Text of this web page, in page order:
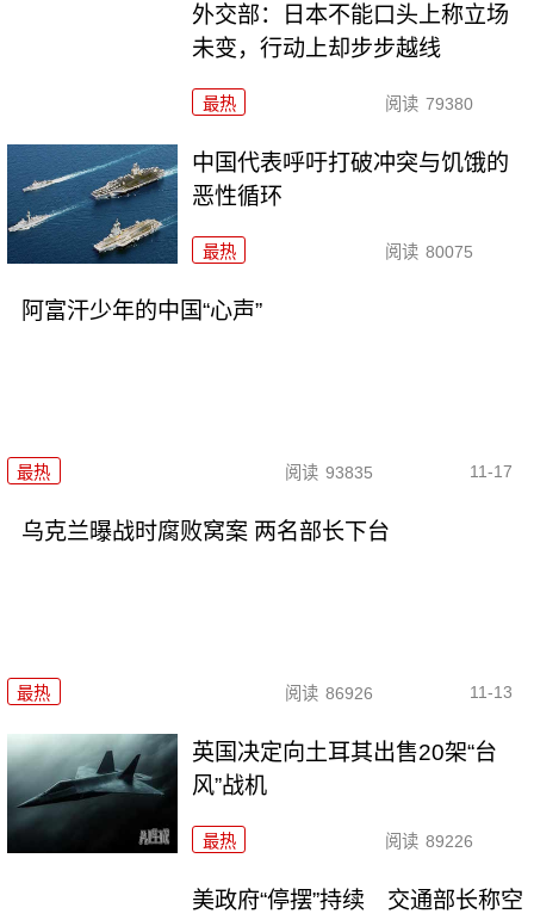
外交部：日本不能口头上称立场
未变，行动上却步步越线
最热 阅读 79380
中国代表呼吁打破冲突与饥饿的
恶性循环
最热 阅读 80075
阿富汗少年的中国“心声”
最热 阅读 93835 11-17
乌克兰曝战时腐败窝案 两名部长下台
最热 阅读 86926 11-13
英国决定向土耳其出售20架“台
风”战机
最热 阅读 89226
美政府“停摆”持续 交通部长称空